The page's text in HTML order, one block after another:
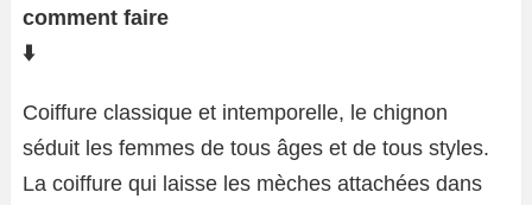
comment faire
⬇️
Coiffure classique et intemporelle, le chignon
séduit les femmes de tous âges et de tous styles.
La coiffure qui laisse les mèches attachées dans